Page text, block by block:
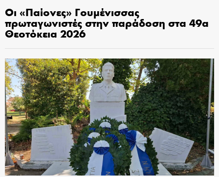
Οι «Παίονες» Γουμένισσας
πρωταγωνιστές στην παράδοση στα 49α
Θεοτόκεια 2026